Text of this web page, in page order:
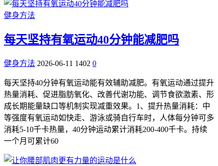
健身方法
每天坚持有氧运动40分钟能减肥吗
健身方法 2026-06-11 1402 0
每天坚持40分钟有氧运动能有效辅助减肥。有氧运动通过提升
热量消耗、促进脂肪氧化、改善代谢功能、调节食欲激素、形
成长期能量缺口等机制实现减重效果。1、提升热量消耗：中
等强度有氧运动如快走、游泳或骑自行车时，人体每分钟可多
消耗5-10千卡热量，40分钟运动累计消耗200-400千卡。持续
一个月可累计60